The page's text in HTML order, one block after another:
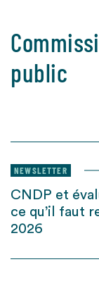
public
NEWSLETTER
CNDP et
ce qu’il faut
2026